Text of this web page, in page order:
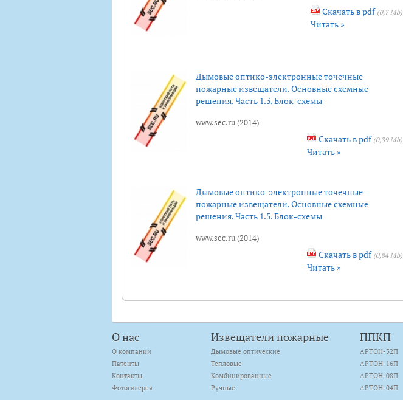
Скачать в pdf (0,7 Mb)
Читать »
Дымовые оптико-электронные точечные
пожарные извещатели. Основные схемные
решения. Часть 1.3. Блок-схемы
www.sec.ru (2014)
Скачать в pdf (0,39 Mb)
Читать »
Дымовые оптико-электронные точечные
пожарные извещатели. Основные схемные
решения. Часть 1.5. Блок-схемы
www.sec.ru (2014)
Скачать в pdf (0,84 Mb)
Читать »
О нас
О компании
Патенты
Контакты
Фотогалерея
Извещатели пожарные
Дымовые оптические
Тепловые
Комбинированные
Ручные
ППКП
АРТОН-32П
АРТОН-16П
АРТОН-08П
АРТОН-04П